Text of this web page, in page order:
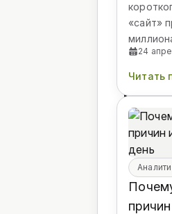
и
«сайт»
работ и
24
Читать